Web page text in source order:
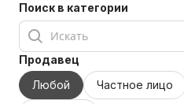
Поиск в категории
Продавец
Любой
Частное лицо